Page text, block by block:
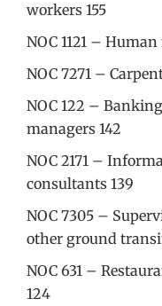
workers 155
NOC 1121 –
NOC 7271 –
NOC 122 –
managers 142
NOC 2171 –
consultants 139
NOC 7305 –
other ground
NOC 631 –
124